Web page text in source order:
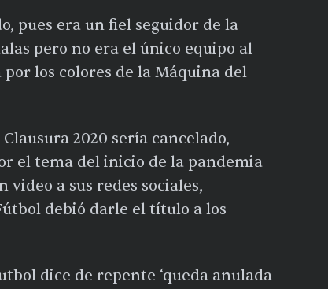
pues era un fiel seguidor de la
pero no era el único equipo al
los colores de la Máquina del
2020 sería cancelado,
el tema del inicio de la pandemia
video a sus redes sociales,
debió darle el título a los
dice de repente ‘queda anulada